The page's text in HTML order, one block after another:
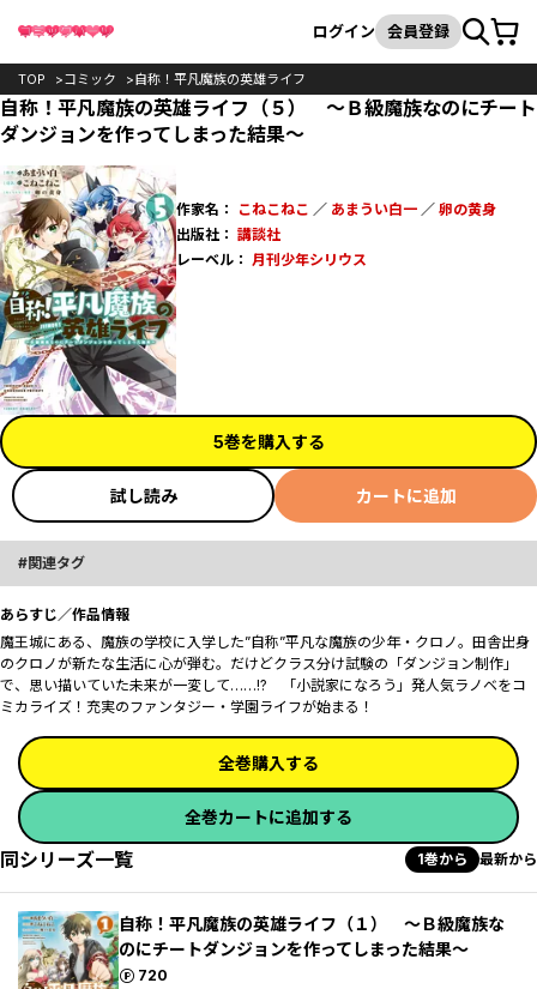
検索
ログイン 会員登録カート
TOP コミック 自称！平凡魔族の英雄ライフ
自称！平凡魔族の英雄ライフ（５） ～Ｂ級魔族なのにチート
ダンジョンを作ってしまった結果～
作家名： こねこねこ ／ あまうい白一／ 卵の黄身
出版社： 講談社
レーベル： 月刊少年シリウス
5巻を購入する
試し読み カートに追加
関連タグ
あらすじ／作品情報
魔王城にある、魔族の学校に入学した”自称”平凡な魔族の少年・クロノ。田舎出身
のクロノが新たな生活に心が弾む。だけどクラス分け試験の「ダンジョン制作」
で、思い描いていた未来が一変して……!? 「小説家になろう」発人気ラノベをコ
ミカライズ！充実のファンタジー・学園ライフが始まる！
全巻購入する
全巻カートに追加する
同シリーズ一覧 1巻から 最新から
自称！平凡魔族の英雄ライフ（１） ～Ｂ級魔族な
のにチートダンジョンを作ってしまった結果～
720
ポイント